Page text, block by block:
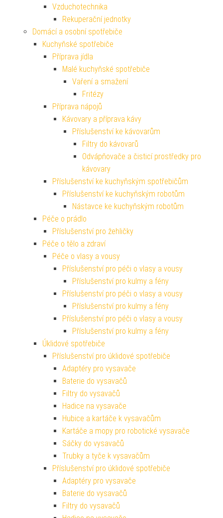
Vzduchotechnika
Rekuperační jednotky
Domácí a osobní spotřebiče
Kuchyňské spotřebiče
Příprava jídla
Malé kuchyňské spotřebiče
Vaření a smažení
Fritézy
Příprava nápojů
Kávovary a příprava kávy
Příslušenství ke kávovarům
Filtry do kávovarů
Odvápňovače a čisticí prostředky pro
kávovary
Příslušenství ke kuchyňským spotřebičům
Příslušenství ke kuchyňským robotům
Nástavce ke kuchyňským robotům
Péče o prádlo
Příslušenství pro žehličky
Péče o tělo a zdraví
Péče o vlasy a vousy
Příslušenství pro péči o vlasy a vousy
Příslušenství pro kulmy a fény
Příslušenství pro péči o vlasy a vousy
Příslušenství pro kulmy a fény
Příslušenství pro péči o vlasy a vousy
Příslušenství pro kulmy a fény
Úklidové spotřebiče
Příslušenství pro úklidové spotřebiče
Adaptéry pro vysavače
Baterie do vysavačů
Filtry do vysavačů
Hadice na vysavače
Hubice a kartáče k vysavačům
Kartáče a mopy pro robotické vysavače
Sáčky do vysavačů
Trubky a tyče k vysavačům
Příslušenství pro úklidové spotřebiče
Adaptéry pro vysavače
Baterie do vysavačů
Filtry do vysavačů